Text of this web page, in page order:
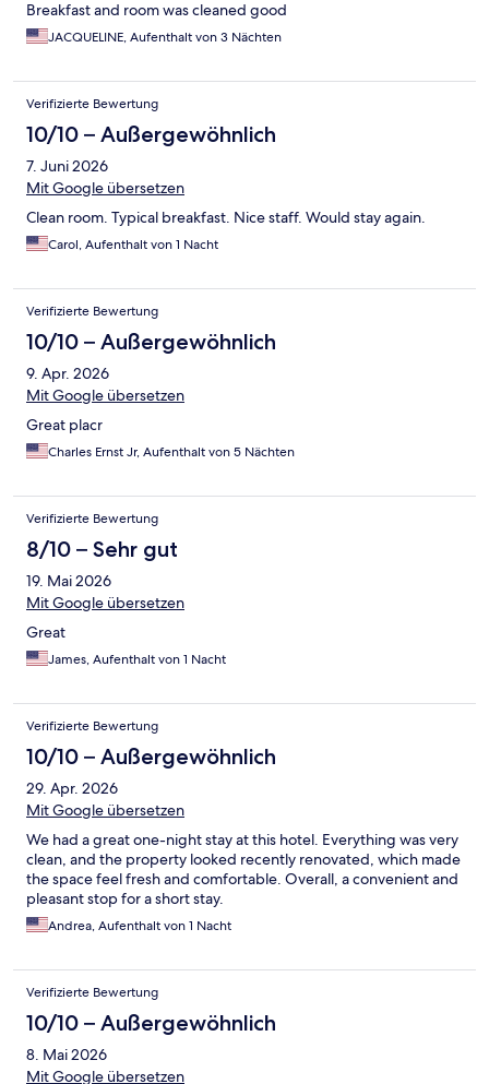
Breakfast and room was cleaned good
JACQUELINE, Aufenthalt von 3 Nächten
Verifizierte Bewertung
10/10 – Außergewöhnlich
7. Juni 2026
Mit Google übersetzen
Clean room. Typical breakfast. Nice staff. Would stay again.
Carol, Aufenthalt von 1 Nacht
Verifizierte Bewertung
10/10 – Außergewöhnlich
9. Apr. 2026
Mit Google übersetzen
Great placr
Charles Ernst Jr, Aufenthalt von 5 Nächten
Verifizierte Bewertung
8/10 – Sehr gut
19. Mai 2026
Mit Google übersetzen
Great
James, Aufenthalt von 1 Nacht
Verifizierte Bewertung
10/10 – Außergewöhnlich
29. Apr. 2026
Mit Google übersetzen
We had a great one-night stay at this hotel. Everything was very
clean, and the property looked recently renovated, which made
the space feel fresh and comfortable. Overall, a convenient and
pleasant stop for a short stay.
Andrea, Aufenthalt von 1 Nacht
Verifizierte Bewertung
10/10 – Außergewöhnlich
8. Mai 2026
Mit Google übersetzen